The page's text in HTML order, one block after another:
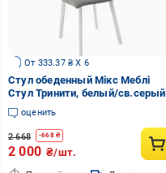
От 333.37 ₴ X 6
Стул обеденный Мікс Меблі
Стул Тринити, белый/св.серый
светло-серый/белый
оценить
2 668 -668₴
2 000 ₴/шт.